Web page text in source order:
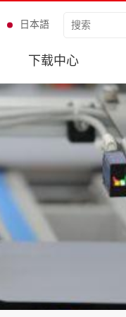
日本語
下载中心